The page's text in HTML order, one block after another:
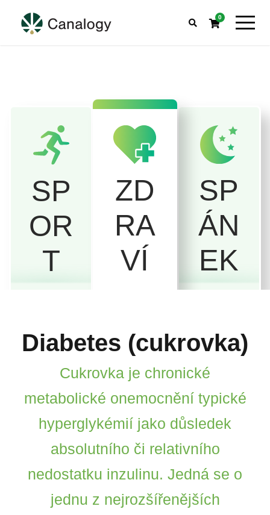
0
SP
OR
T
ZD
RA
VÍ
SP
ÁN
EK
Diabetes (cukrovka)
Cukrovka je chronické
metabolické onemocnění typické
hyperglykémií jako důsledek
absolutního či relativního
nedostatku inzulinu. Jedná se o
jednu z nejrozšířenějších